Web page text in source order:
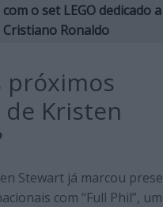
com o set LEGO dedicado a
Cristiano Ronaldo
próximos
Kristen
Stewart já marcou
com “Full Phil”,